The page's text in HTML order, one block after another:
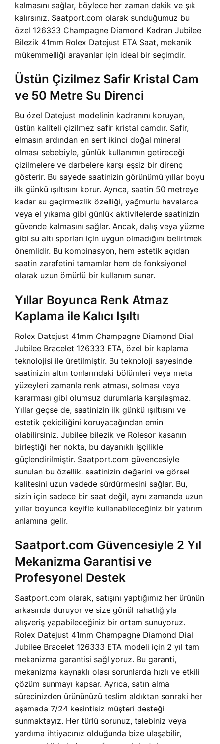
kalmasını sağlar, böylece her zaman dakik ve şık
kalırsınız. Saatport.com olarak sunduğumuz bu
özel 126333 Champagne Diamond Kadran Jubilee
Bilezik 41mm Rolex Datejust ETA Saat, mekanik
mükemmelliği arayanlar için ideal bir seçimdir.
Üstün Çizilmez Safir Kristal Cam
ve 50 Metre Su Direnci
Bu özel Datejust modelinin kadranını koruyan,
üstün kaliteli çizilmez safir kristal camdır. Safir,
elmasın ardından en sert ikinci doğal mineral
olması sebebiyle, günlük kullanımın getireceği
çizilmelere ve darbelere karşı eşsiz bir direnç
gösterir. Bu sayede saatinizin görünümü yıllar boyu
ilk günkü ışıltısını korur. Ayrıca, saatin 50 metreye
kadar su geçirmezlik özelliği, yağmurlu havalarda
veya el yıkama gibi günlük aktivitelerde saatinizin
güvende kalmasını sağlar. Ancak, dalış veya yüzme
gibi su altı sporları için uygun olmadığını belirtmek
önemlidir. Bu kombinasyon, hem estetik açıdan
saatin zarafetini tamamlar hem de fonksiyonel
olarak uzun ömürlü bir kullanım sunar.
Yıllar Boyunca Renk Atmaz
Kaplama ile Kalıcı Işıltı
Rolex Datejust 41mm Champagne Diamond Dial
Jubilee Bracelet 126333 ETA, özel bir kaplama
teknolojisi ile üretilmiştir. Bu teknoloji sayesinde,
saatinizin altın tonlarındaki bölümleri veya metal
yüzeyleri zamanla renk atması, solması veya
kararması gibi olumsuz durumlarla karşılaşmaz.
Yıllar geçse de, saatinizin ilk günkü ışıltısını ve
estetik çekiciliğini koruyacağından emin
olabilirsiniz. Jubilee bilezik ve Rolesor kasanın
birleştiği her nokta, bu dayanıklı işçilikle
güçlendirilmiştir. Saatport.com güvencesiyle
sunulan bu özellik, saatinizin değerini ve görsel
kalitesini uzun vadede sürdürmesini sağlar. Bu,
sizin için sadece bir saat değil, aynı zamanda uzun
yıllar boyunca keyifle kullanabileceğiniz bir yatırım
anlamına gelir.
Saatport.com Güvencesiyle 2 Yıl
Mekanizma Garantisi ve
Profesyonel Destek
Saatport.com olarak, satışını yaptığımız her ürünün
arkasında duruyor ve size gönül rahatlığıyla
alışveriş yapabileceğiniz bir ortam sunuyoruz.
Rolex Datejust 41mm Champagne Diamond Dial
Jubilee Bracelet 126333 ETA modeli için 2 yıl tam
mekanizma garantisi sağlıyoruz. Bu garanti,
mekanizma kaynaklı olası sorunlarda hızlı ve etkili
çözüm sunmayı kapsar. Ayrıca, satın alma
sürecinizden ürününüzü teslim aldıktan sonraki her
aşamada 7/24 kesintisiz müşteri desteği
sunmaktayız. Her türlü sorunuz, talebiniz veya
yardıma ihtiyacınız olduğunda bize ulaşabilir,